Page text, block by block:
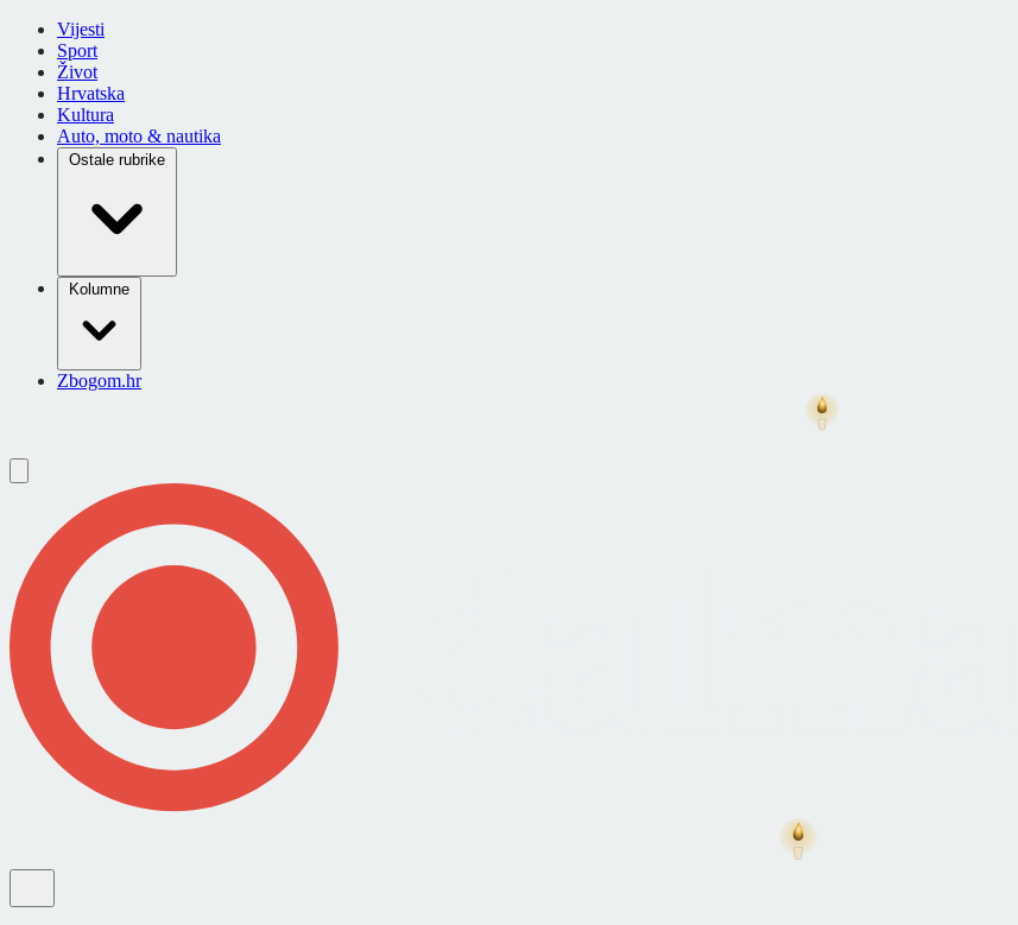
Vijesti
Sport
Život
Hrvatska
Kultura
Auto, moto & nautika
Ostale rubrike
Kolumne
Zbogom.hr